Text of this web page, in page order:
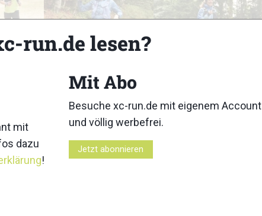
44
run.de lesen?
mit
dazu
!
Mit Abo
Besuche xc-run.de mit eigenem Account
und völlig werbefrei.
Jetzt abonnieren